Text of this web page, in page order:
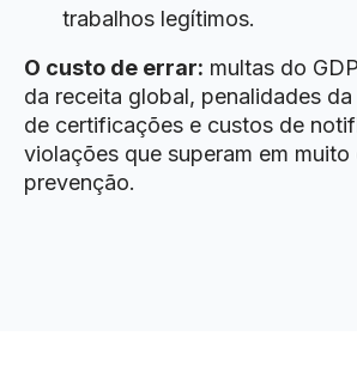
trabalhos legítimos.
O custo de errar: multas do
da receita global, penalidades
de certificações e custos de
violações que superam em
prevenção.